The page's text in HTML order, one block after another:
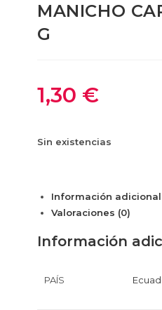
MANICHO
G
1,30 €
Sin existencias
Información adicional
Valoraciones (0)
Información
PAÍS